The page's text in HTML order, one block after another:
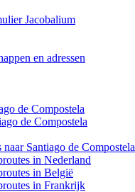
Jacobalium
en adressen
de Compostela
de Compostela
Santiago de Compostela
in Nederland
in België
in Frankrijk